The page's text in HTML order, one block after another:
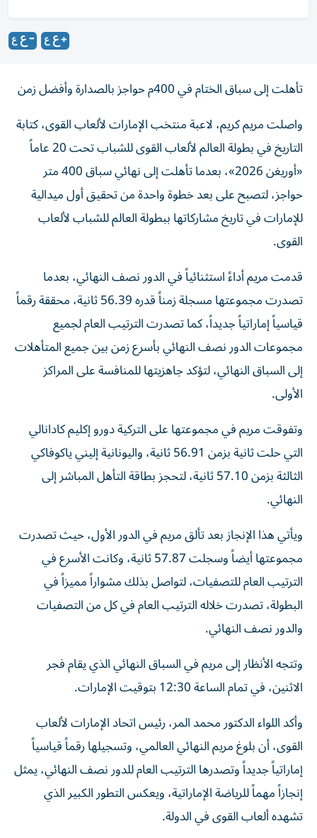
تأهلت إلى سباق الختام في 400م حواجز بالصدارة وأفضل زمن
واصلت مريم كريم، لاعبة منتخب الإمارات لألعاب القوى، كتابة
التاريخ في بطولة العالم لألعاب القوى للشباب تحت 20 عاماً
«أوريغن 2026»، بعدما تأهلت إلى نهائي سباق 400 متر
حواجز، لتصبح على بعد خطوة واحدة من تحقيق أول ميدالية
للإمارات في تاريخ مشاركاتها ببطولة العالم للشباب لألعاب
القوى.
قدمت مريم أداءً استثنائياً في الدور نصف النهائي، بعدما
تصدرت مجموعتها مسجلة زمناً قدره 56.39 ثانية، محققة رقماً
قياسياً إماراتياً جديداً، كما تصدرت الترتيب العام لجميع
مجموعات الدور نصف النهائي بأسرع زمن بين جميع المتأهلات
إلى السباق النهائي، لتؤكد جاهزيتها للمنافسة على المراكز
الأولى.
وتفوقت مريم في مجموعتها على التركية دورو إكليم كادانالي
التي حلت ثانية بزمن 56.91 ثانية، واليونانية إليني ياكوفاكي
الثالثة بزمن 57.10 ثانية، لتحجز بطاقة التأهل المباشر إلى
النهائي.
ويأتي هذا الإنجاز بعد تألق مريم في الدور الأول، حيث تصدرت
مجموعتها أيضاً وسجلت 57.87 ثانية، وكانت الأسرع في
الترتيب العام للتصفيات، لتواصل بذلك مشواراً مميزاً في
البطولة، تصدرت خلاله الترتيب العام في كل من التصفيات
والدور نصف النهائي.
وتتجه الأنظار إلى مريم في السباق النهائي الذي يقام فجر
الاثنين، في تمام الساعة 12:30 بتوقيت الإمارات.
وأكد اللواء الدكتور محمد المر، رئيس اتحاد الإمارات لألعاب
القوى، أن بلوغ مريم النهائي العالمي، وتسجيلها رقماً قياسياً
إماراتياً جديداً وتصدرها الترتيب العام للدور نصف النهائي، يمثل
إنجازاً مهماً للرياضة الإماراتية، ويعكس التطور الكبير الذي
تشهده ألعاب القوى في الدولة.